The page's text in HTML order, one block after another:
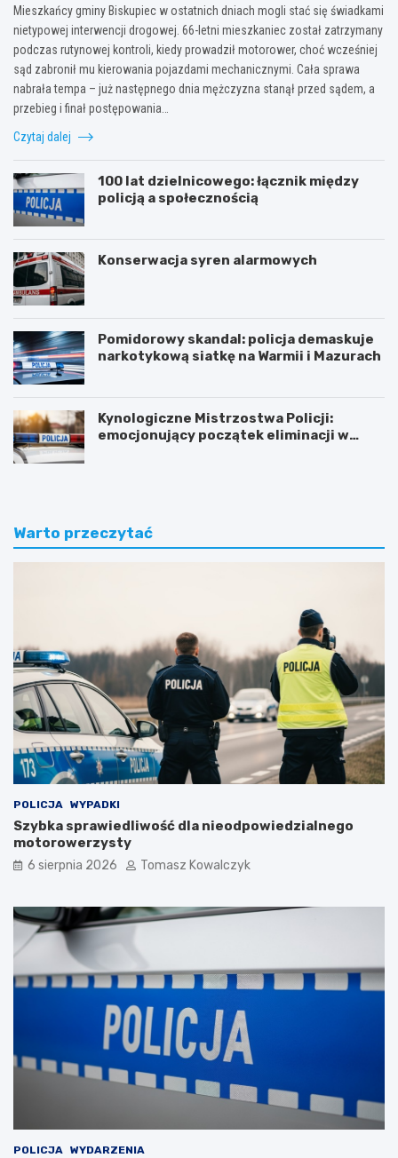
Mieszkańcy gminy Biskupiec w ostatnich dniach mogli stać się świadkami
nietypowej interwencji drogowej. 66-letni mieszkaniec został zatrzymany
podczas rutynowej kontroli, kiedy prowadził motorower, choć wcześniej
sąd zabronił mu kierowania pojazdami mechanicznymi. Cała sprawa
nabrała tempa – już następnego dnia mężczyzna stanął przed sądem, a
przebieg i finał postępowania…
Czytaj dalej
100 lat dzielnicowego: łącznik między
policją a społecznością
Konserwacja syren alarmowych
Pomidorowy skandal: policja demaskuje
narkotykową siatkę na Warmii i Mazurach
Kynologiczne Mistrzostwa Policji:
emocjonujący początek eliminacji w
Warto przeczytać
POLICJA WYPADKI
Szybka sprawiedliwość dla nieodpowiedzialnego
motorowerzysty
6 sierpnia 2026 Tomasz Kowalczyk
POLICJA WYDARZENIA